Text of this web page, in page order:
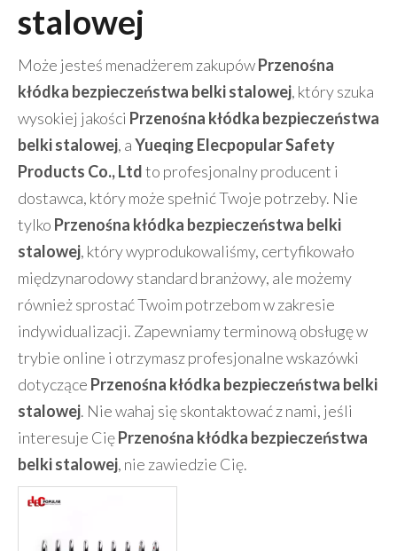
stalowej
Może jesteś menadżerem zakupówPrzenośna
kłódka bezpieczeństwa belki stalowej, który szuka
wysokiej jakości Przenośna kłódka bezpieczeństwa
belki stalowej, aYueqing Elecpopular Safety
Products Co., Ltdto profesjonalny producent i
dostawca, który może spełnić Twoje potrzeby. Nie
tylko Przenośna kłódka bezpieczeństwa belki
stalowej, który wyprodukowaliśmy, certyfikowało
międzynarodowy standard branżowy, ale możemy
również sprostać Twoim potrzebom w zakresie
indywidualizacji. Zapewniamy terminową obsługę w
trybie online i otrzymasz profesjonalne wskazówki
dotyczące Przenośna kłódka bezpieczeństwa belki
stalowej. Nie wahaj się skontaktować z nami, jeśli
interesuje CięPrzenośna kłódka bezpieczeństwa
belki stalowej, nie zawiedzie Cię.